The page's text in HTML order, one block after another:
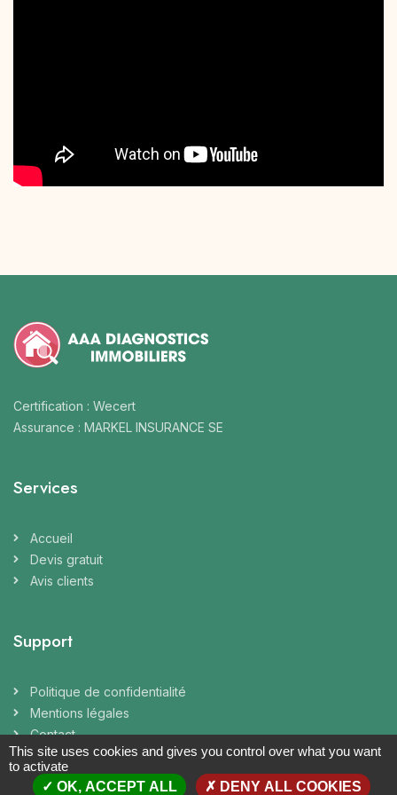
Certification : Wecert
Assurance : MARKEL INSURANCE SE
Services
Accueil
Devis gratuit
Avis clients
Support
Politique de confidentialité
Mentions légales
Contact
This site uses cookies and gives you control over what you want
to activate
OK, ACCEPT ALL
DENY ALL COOKIES